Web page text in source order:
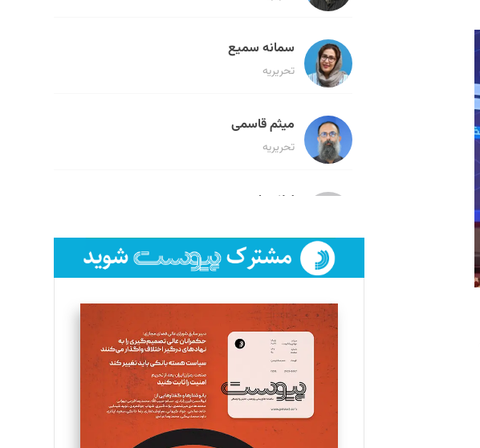
سمانه سمیع
تحریریه
میثم قاسمی
تحریریه
لیلا حنارود
فائزه فتحی رستمی
تحریریه
سروش کرمیان
تحریریه
مینا پاکدل